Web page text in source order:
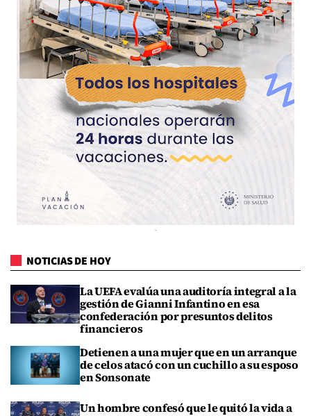
NOTICIAS DE HOY
La UEFA evalúa una auditoría integral a la
gestión de Gianni Infantino en esa
confederación por presuntos delitos
financieros
Detienen a una mujer que en un arranque
de celos atacó con un cuchillo a su esposo
en Sonsonate
Un hombre confesó que le quitó la vida a